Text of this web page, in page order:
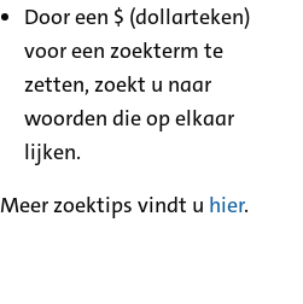
Door een $ (dollarteken)
voor een zoekterm te
zetten, zoekt u naar
woorden die op elkaar
lijken.
Meer zoektips vindt u hier.